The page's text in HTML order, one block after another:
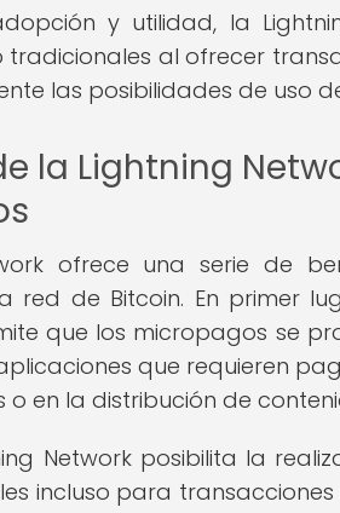
y utilidad, la
al ofrecer
las posibilidades de uso
la Lightning
ofrece una serie de
red de Bitcoin. En primer
que los micropagos se
que requieren
o en la distribución de
Network posibilita la
incluso para